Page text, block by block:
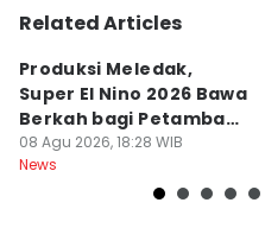
Related Articles
Produksi Meledak,
Super El Nino 2026 Bawa
Berkah bagi Petambak
Garam
08 Agu 2026, 18:28 WIB
News